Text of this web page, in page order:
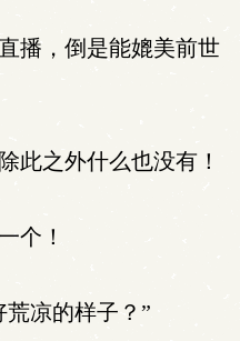
播，倒是能媲美前世
此之外什么也没有！
个！
凉的样子？”